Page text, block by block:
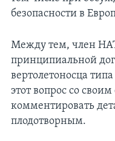
безопасности в
Между тем, член
принципиальной
вертолетоносца
этот вопрос со
комментировать
плодотворным.